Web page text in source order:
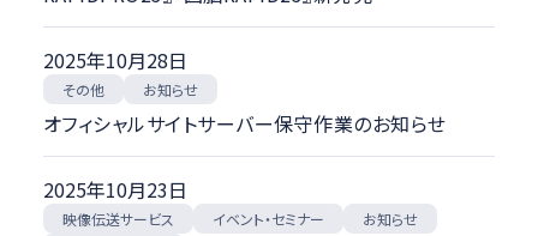
2025年10月28日
その他 お知らせ
オフィシャルサイトサーバー保守作業のお知らせ
2025年10月23日
映像伝送サービス イベント・セミナー お知らせ